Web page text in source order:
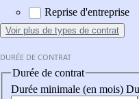
Reprise d'entreprise
Voir plus de types de contrat
DURÉE DE CONTRAT
Durée de contrat
Durée minimale (en mois)